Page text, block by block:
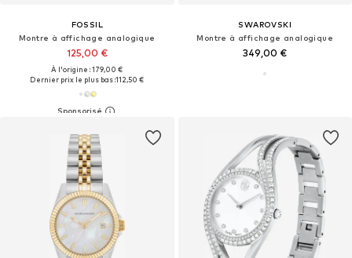
FOSSIL
Montre à affichage analogique
125,00 €
À l'origine : 179,00 €
Dernier prix le plus bas :112,50 €
SWAROVSKI
Montre à affichage analogique
349,00 €